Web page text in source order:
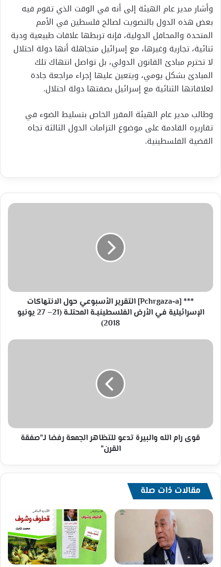
وأشار مدير عام الهيئة إلى أنه في الوقت الذي تقوم فيه
بعض هذه الدول بالتصويت لصالح فلسطين في الأمم
المتحدة والمحافل الدولية، فإنه تربطها علاقات طبيعية ودية
ثنائية، تجارية وغيرها، مع إسرائيل متجاهلة أنها دولة احتلال
لا تحترم مبادئ القانون الدولي، بل تواصل انتهاك تلك
المبادئ بشكل يومي، ويتعين عليها إجراء مراجعة جادة
لعلاقاتها الثنائية مع إسرائيل بصفتها دولة احتلال.
وطالب مدير عام الهيئة المقرر الخاص بتسليط الضوء في
تقاريره القادمة على موضوع التزامات الدول الثالثة تجاه
القضية الفلسطينية.
***
في
الفلسطينيــة
27
*** [Pchrgaza-a] التقرير الأسبوعي حول الانتهاكات
الإسرائيلية في الأرض الفلسطينيــة المحتلــة (21– 27 يونيو
2018)
قوى
لـ"صفقة
القرن"قوى رام الله والبيرة تدعو للتظاهر الجمعة رفضا لـ"صفقة
القرن"
مقالات ذات صلة